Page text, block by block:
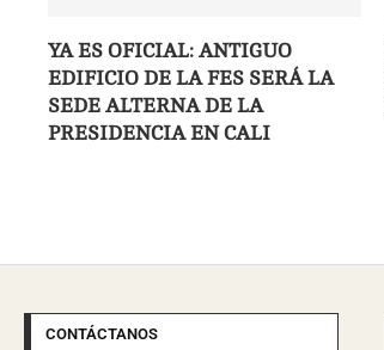
YA ES OFICIAL: ANTIGUO
EDIFICIO DE LA FES SERÁ LA
SEDE ALTERNA DE LA
PRESIDENCIA EN CALI
CONTÁCTANOS